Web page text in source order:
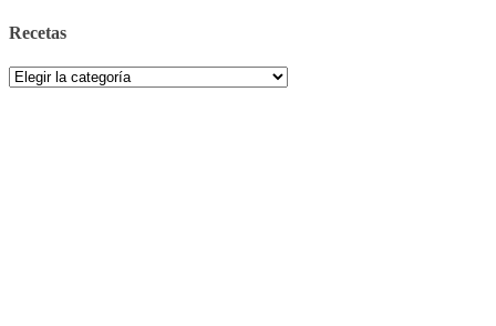
Recetas
Recetas